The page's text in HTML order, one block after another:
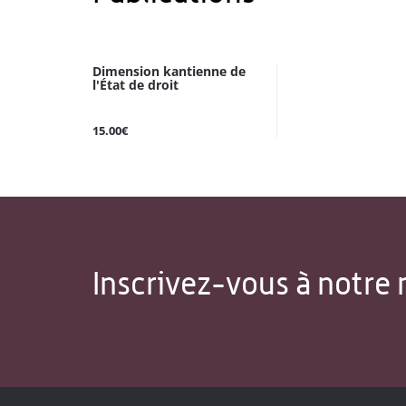
Dimension kantienne de
l'État de droit
15.00€
Inscrivez-vous à notre